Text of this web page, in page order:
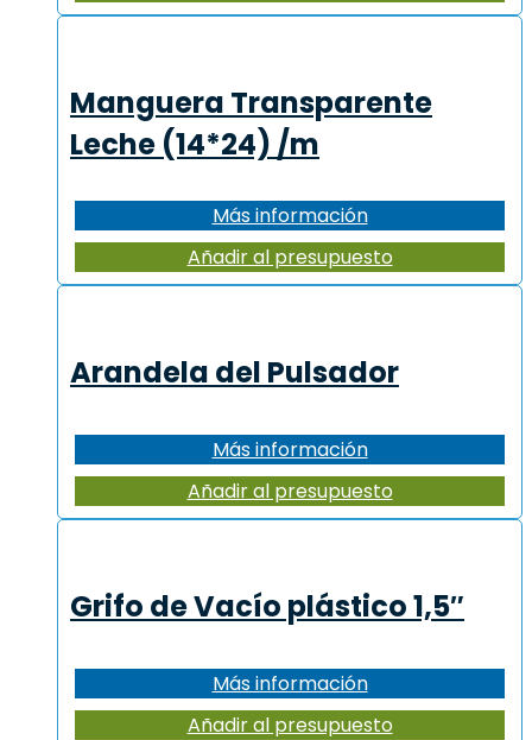
Manguera Transparente
Leche (14*24) /m
Más información
Añadir al presupuesto
Arandela del Pulsador
Más información
Añadir al presupuesto
Grifo de Vacío plástico 1,5″
Más información
Añadir al presupuesto